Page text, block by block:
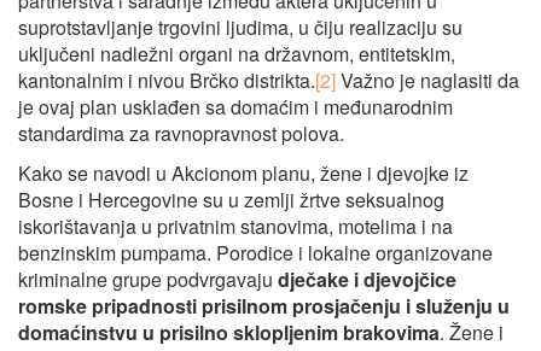
suprotstavljanje trgovini ljudima, u čiju realizaciju su
uključeni nadležni organi na državnom, entitetskim,
kantonalnim i nivou Brčko distrikta.[2]Važno je naglasiti da
je ovaj plan usklađen sa domaćim i međunarodnim
standardima za ravnopravnost polova.
Kako se navodi u Akcionom planu, žene i djevojke iz
Bosne i Hercegovine su u zemlji žrtve seksualnog
iskorištavanja u privatnim stanovima, motelima i na
benzinskim pumpama. Porodice i lokalne organizovane
kriminalne grupe podvrgavaju dječake i djevojčice
romske pripadnosti prisilnom prosjačenju i služenju u
domaćinstvu u prisilno sklopljenim brakovima. Žene i